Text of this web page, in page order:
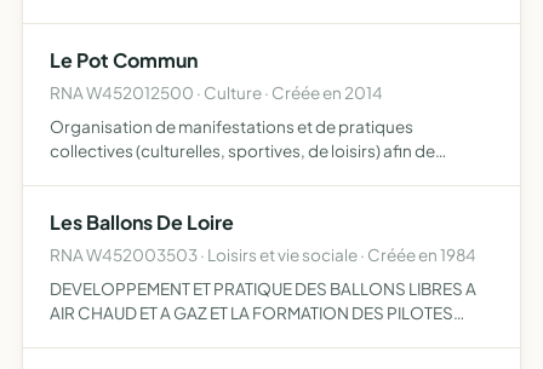
Le Pot Commun
RNA W452012500 · Culture · Créée en 2014
Organisation de manifestations et de pratiques
collectives (culturelles, sportives, de loisirs) afin de
Les Ballons De Loire
RNA W452003503 · Loisirs et vie sociale · Créée en 1984
DEVELOPPEMENT ET PRATIQUE DES BALLONS LIBRES A
AIR CHAUD ET A GAZ ET LA FORMATION DES PILOTES